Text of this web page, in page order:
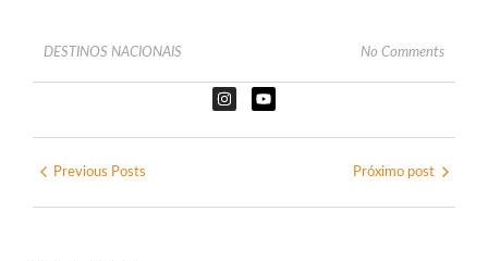
DESTINOS NACIONAIS No Comments
Previous Posts Próximo post